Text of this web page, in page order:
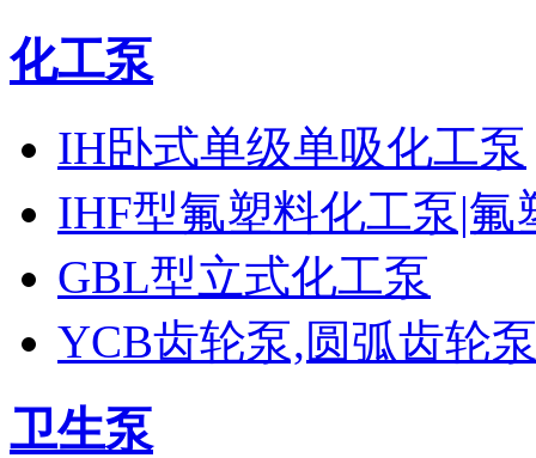
化工泵
IH卧式单级单吸化工泵
IHF型氟塑料化工泵|氟
GBL型立式化工泵
YCB齿轮泵,圆弧齿轮
卫生泵